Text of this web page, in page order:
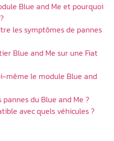
Blue and Me et pourquoi
les symptômes de pannes
Blue and Me sur une Fiat
même le module Blue and
du Blue and Me ?
avec quels véhicules ?